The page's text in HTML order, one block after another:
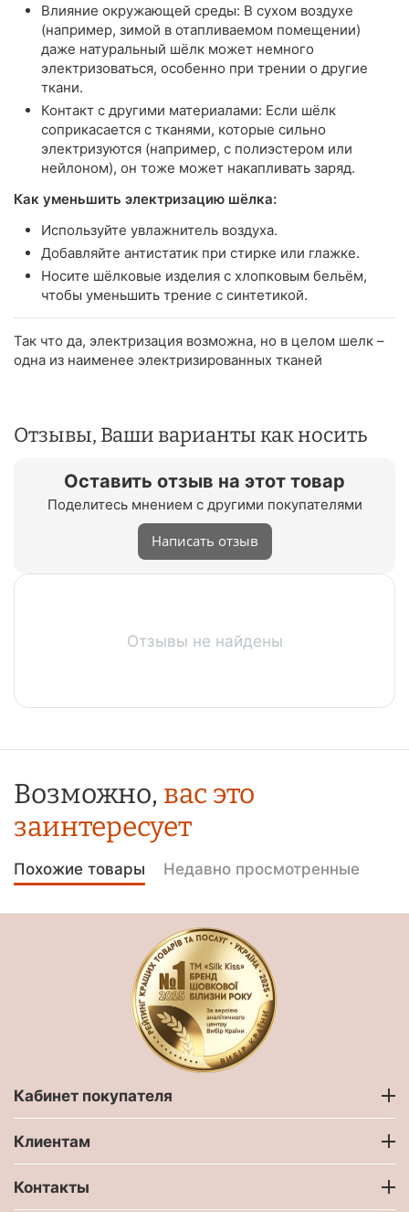
Влияние окружающей среды: В сухом воздухе
(например, зимой в отапливаемом помещении)
даже натуральный шёлк может немного
электризоваться, особенно при трении о другие
ткани.
Контакт с другими материалами: Если шёлк
соприкасается с тканями, которые сильно
электризуются (например, с полиэстером или
нейлоном), он тоже может накапливать заряд.
Как уменьшить электризацию шёлка:
Используйте увлажнитель воздуха.
Добавляйте антистатик при стирке или глажке.
Носите шёлковые изделия с хлопковым бельём,
чтобы уменьшить трение с синтетикой.
Так что да, электризация возможна, но в целом шелк –
одна из наименее электризированных тканей
Отзывы, Ваши варианты как носить
Оставить отзыв на этот товар
Поделитесь мнением с другими покупателями
Написать отзыв
Отзывы не найдены
Возможно, вас это
заинтересует
Похожие товары Недавно просмотренные
Кабинет покупателя
Клиентам
Контакты